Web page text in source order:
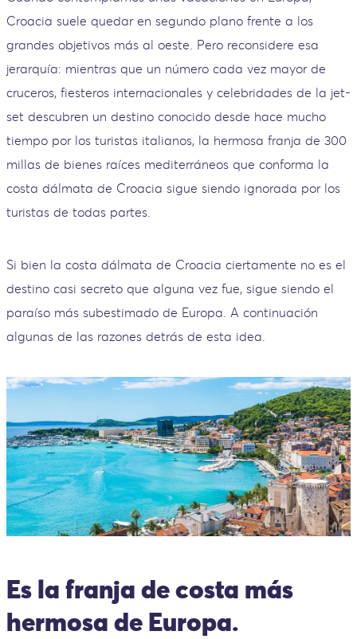
Croacia suele quedar en segundo plano frente a los
grandes objetivos más al oeste. Pero reconsidere esa
jerarquía: mientras que un número cada vez mayor de
cruceros, fiesteros internacionales y celebridades de la jet-
set descubren un destino conocido desde hace mucho
tiempo por los turistas italianos, la hermosa franja de 300
millas de bienes raíces mediterráneos que conforma la
costa dálmata de Croacia sigue siendo ignorada por los
turistas de todas partes.
Si bien la costa dálmata de Croacia ciertamente no es el
destino casi secreto que alguna vez fue, sigue siendo el
paraíso más subestimado de Europa. A continuación
algunas de las razones detrás de esta idea.
Es la franja de costa más
hermosa de Europa.